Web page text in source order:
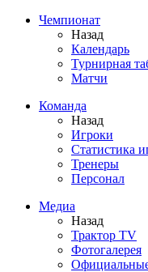
Чемпионат
Назад
Календарь
Турнирная
Матчи
Команда
Назад
Игроки
Статистика
Тренеры
Персонал
Медиа
Назад
Трактор TV
Фотогалерея